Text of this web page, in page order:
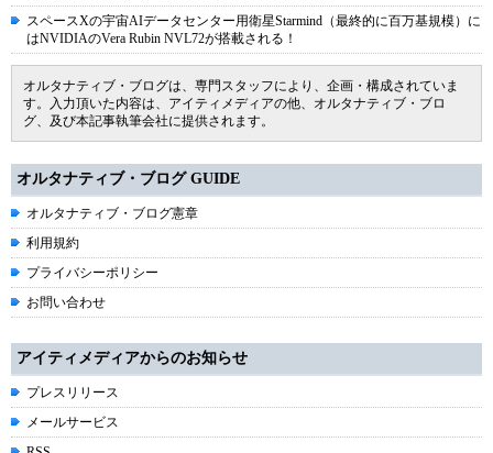
スペースXの宇宙AIデータセンター用衛星Starmind（最終的に百万基規模）に
はNVIDIAのVera Rubin NVL72が搭載される！
オルタナティブ・ブログは、専門スタッフにより、企画・構成されていま
す。入力頂いた内容は、アイティメディアの他、オルタナティブ・ブロ
グ、及び本記事執筆会社に提供されます。
オルタナティブ・ブログ GUIDE
オルタナティブ・ブログ憲章
利用規約
プライバシーポリシー
お問い合わせ
アイティメディアからのお知らせ
プレスリリース
メールサービス